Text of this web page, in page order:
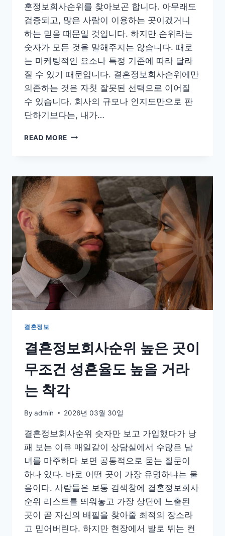
혼정보회사순위를 찾아보곤 합니다. 아무래도
검증되고, 많은 사람이 이용하는 곳이겠거니
하는 믿음 때문일 것입니다. 하지만 순위라는
숫자가 모든 것을 말해주지는 않습니다. 때로
는 마케팅적인 요소나 특정 기준에 따라 달라
질 수 있기 때문입니다. 결혼정보회사순위에만
의존하는 것은 자칫 잘못된 선택으로 이어질
수 있습니다. 회사의 규모나 인지도만으로 판
단하기보다는, 내가…
READ MORE 결
회
순
위:
나
게
맞
찾
기
결혼정보
결혼정보회사순위 높은 곳이
무조건 성혼율도 높을 거라
는 착각
By admin 2026년 03월 30일
결혼정보회사순위 숫자만 보고 가입했다가 낭
패 보는 이유 매일같이 상담실에서 수많은 남
녀를 마주하다 보면 공통적으로 묻는 질문이
하나 있다. 바로 어떤 곳이 가장 유명하냐는 물
음이다. 사람들은 보통 검색창에 결혼정보회사
순위 리스트를 띄워놓고 가장 상단에 노출된
곳이 곧 자신의 배필을 찾아줄 최적의 장소라
고 믿어버린다. 하지만 현장에서 발로 뛰는 컨